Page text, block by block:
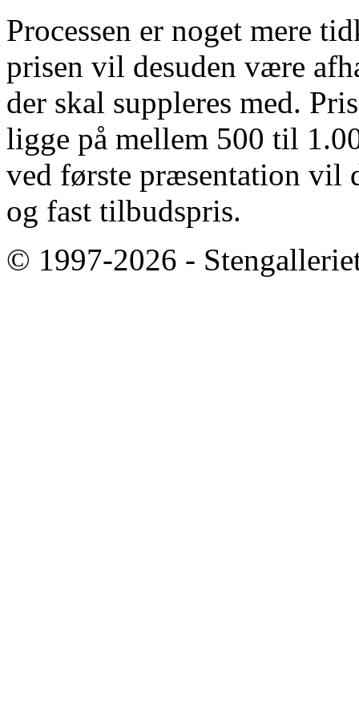
Processen er noget mere
prisen vil desuden være
der skal suppleres med.
ligge på mellem 500 til
ved første præsentation vil
og fast tilbudspris.
© 1997-2026 -